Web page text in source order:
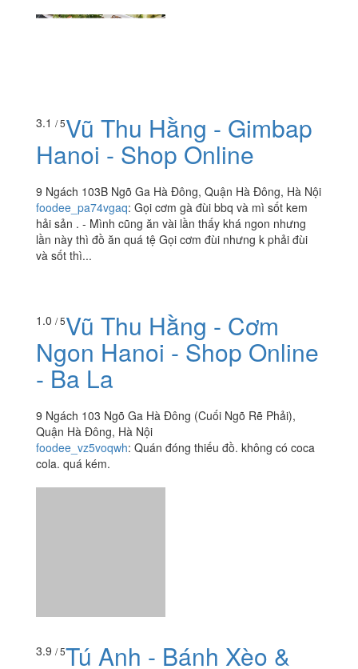
3.1 / 5Vũ Thu Hằng - Gimbap
Hanoi - Shop Online
9 Ngách 103B Ngõ Ga Hà Đông, Quận Hà Đông, Hà Nội
foodee_pa74vgaq: Gọi cơm gà đùi bbq và mì sốt kem
hải sản . - Mình cũng ăn vài lần thấy khá ngon nhưng
lần này thì đồ ăn quá tệ Gọi cơm đùi nhưng k phải đùi
và sốt thì...
1.0/ 5Vũ Thu Hằng - Cơm
Ngon Hanoi - Shop Online
- Ba La